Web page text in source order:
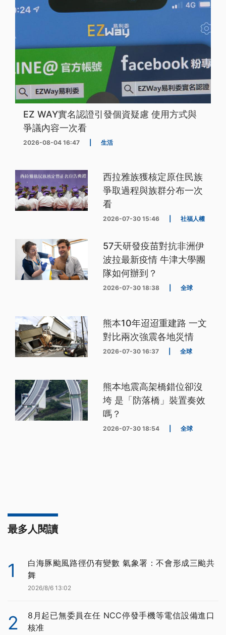
EZ WAY實名認證引發個資疑慮 使用方式與
爭議內容一次看
2026-08-04 16:47 生活
西拉雅族獲核定原住民族
爭取過程與族群分布一次
看
2026-07-30 15:46 社福人權
57天研發疫苗對抗非洲伊
波拉最新疫情 牛津大學團
隊如何辦到？
2026-07-30 18:38 全球
熊本10年迢迢重建路 一文
對比兩次強震各地災情
2026-07-30 16:37 全球
熊本地震高架橋錯位卻沒
垮 是「防落橋」裝置奏效
嗎？
2026-07-30 18:54 全球
最多人閱讀
1
白海豚颱風路徑仍有變數 氣象署：不會形成三颱共
舞
2026/8/6 13:02
2
8月起已無委員在任 NCC停發手機等電信設備進口
核准